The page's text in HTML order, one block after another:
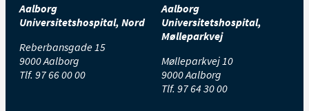
Aalborg
Universitetshospital, Nord
Reberbansgade 15
9000 Aalborg
Tlf. 97 66 00 00
Aalborg
Universitetshospital,
Mølleparkvej
Mølleparkvej 10
9000 Aalborg
Tlf. 97 64 30 00